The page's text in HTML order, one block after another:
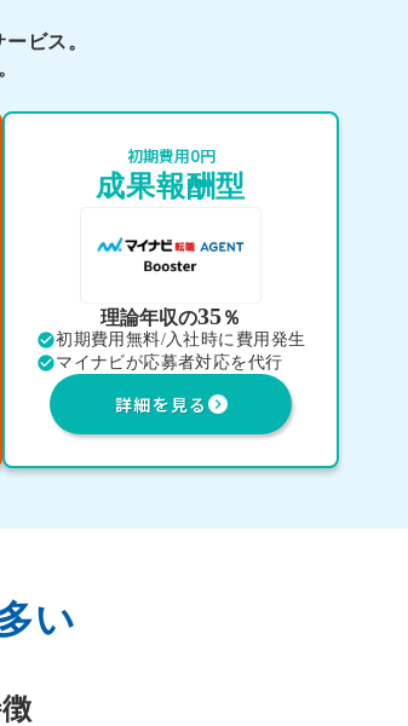
ビス。
初期費用0円
成果報酬型
理論年収の35％
check_circle初期費用無料/入社時に費用発生
check_circleマイナビが応募者対応を代行
詳細を見るkeyboard_arrow_right
い